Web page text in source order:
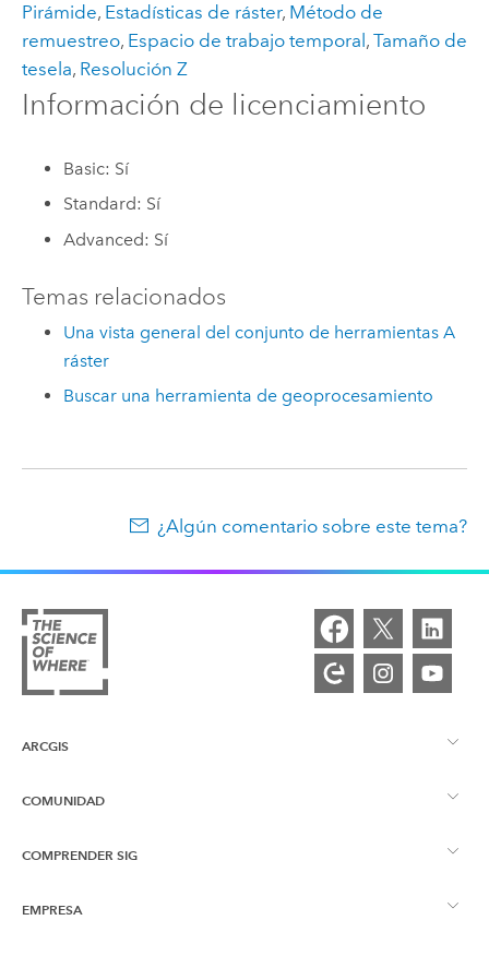
Pirámide, Estadísticas de ráster, Método de
remuestreo, Espacio de trabajo temporal , Tamaño de
tesela, Resolución Z
Información de licenciamiento
Basic: Sí
Standard: Sí
Advanced: Sí
Temas relacionados
Una vista general del conjunto de herramientas A
ráster
Buscar una herramienta de geoprocesamiento
¿Algún comentario sobre este tema?
ARCGIS
Descripción general de ArcGIS
Representación cartográfica
COMUNIDAD
Comunidad de Esri
Blog de ArcGIS
COMPRENDER SIG
¿Qué son los SIG?
EMPRESA